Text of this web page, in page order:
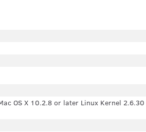
OS X 10.2.8 or later Linux Kernel